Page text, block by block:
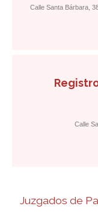
Calle Santa Bárbara,
Calle
Juzgados de